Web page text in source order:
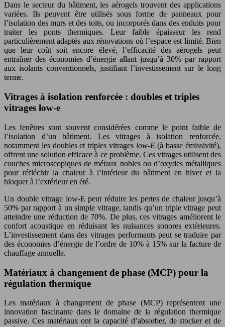
Dans le secteur du bâtiment, les aérogels trouvent des applications
variées. Ils peuvent être utilisés sous forme de panneaux pour
l’isolation des murs et des toits, ou incorporés dans des enduits pour
traiter les ponts thermiques. Leur faible épaisseur les rend
particulièrement adaptés aux rénovations où l’espace est limité. Bien
que leur coût soit encore élevé, l’efficacité des aérogels peut
entraîner des économies d’énergie allant jusqu’à 30% par rapport
aux isolants conventionnels, justifiant l’investissement sur le long
terme.
Vitrages à isolation renforcée : doubles et triples
vitrages low-e
Les fenêtres sont souvent considérées comme le point faible de
l’isolation d’un bâtiment. Les vitrages à isolation renforcée,
notamment les doubles et triples vitrages low-E(à basse émissivité),
offrent une solution efficace à ce problème. Ces vitrages utilisent des
couches microscopiques de métaux nobles ou d’oxydes métalliques
pour réfléchir la chaleur à l’intérieur du bâtiment en hiver et la
bloquer à l’extérieur en été.
Un double vitrage low-E peut réduire les pertes de chaleur jusqu’à
50% par rapport à un simple vitrage, tandis qu’un triple vitrage peut
atteindre une réduction de 70%. De plus, ces vitrages améliorent le
confort acoustique en réduisant les nuisances sonores extérieures.
L’investissement dans des vitrages performants peut se traduire par
des économies d’énergie de l’ordre de 10% à 15% sur la facture de
chauffage annuelle.
Matériaux à changement de phase (MCP) pour la
régulation thermique
Les matériaux à changement de phase (MCP) représentent une
innovation fascinante dans le domaine de la régulation thermique
passive. Ces matériaux ont la capacité d’absorber, de stocker et de